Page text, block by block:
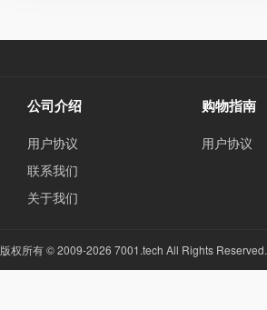
公司介绍
用户协议
联系我们
关于我们
购物指南
用户协议
版权所有 © 2009-2026 7001.tech All Rights Reserved.